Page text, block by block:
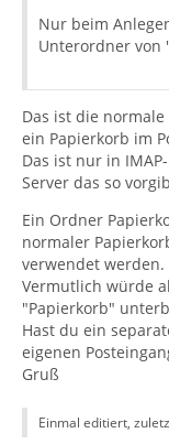
Nur beim
Unterordner von
Das ist die
ein Papierkorb im
Das ist nur in
Server das so
Ein Ordner
normaler
verwendet werden.
Vermutlich würde
"Papierkorb"
Hast du ein
eigenen
Gruß
Einmal editiert,